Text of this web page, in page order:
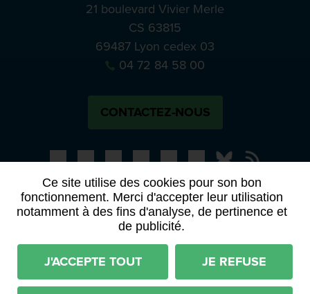
Ce site utilise des cookies pour son bon
fonctionnement. Merci d'accepter leur utilisation
notamment à des fins d'analyse, de pertinence et
de publicité.
J'ACCEPTE TOUT JE REFUSE
21 boulevard Vivier Merle
CS 63815
69487 Lyon cedex 03
04 72 84 58 00
CONTACTEZ-NOUS
BlueskyNotre
PRESSE
APPELS À MANIFESTATION D’INTÉRÊT
ACTES ET DÉLIBÉRATIONS
Mentions légales
Plan du site
Déclaration d'accessibilité (partiellement conforme)